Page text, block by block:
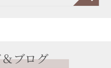
ブログ